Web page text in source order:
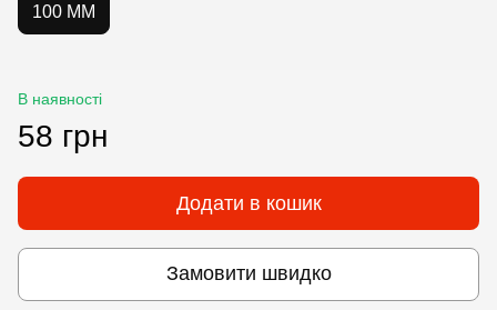
100 ММ
В наявності
58 грн
Додати в кошик
Замовити швидко